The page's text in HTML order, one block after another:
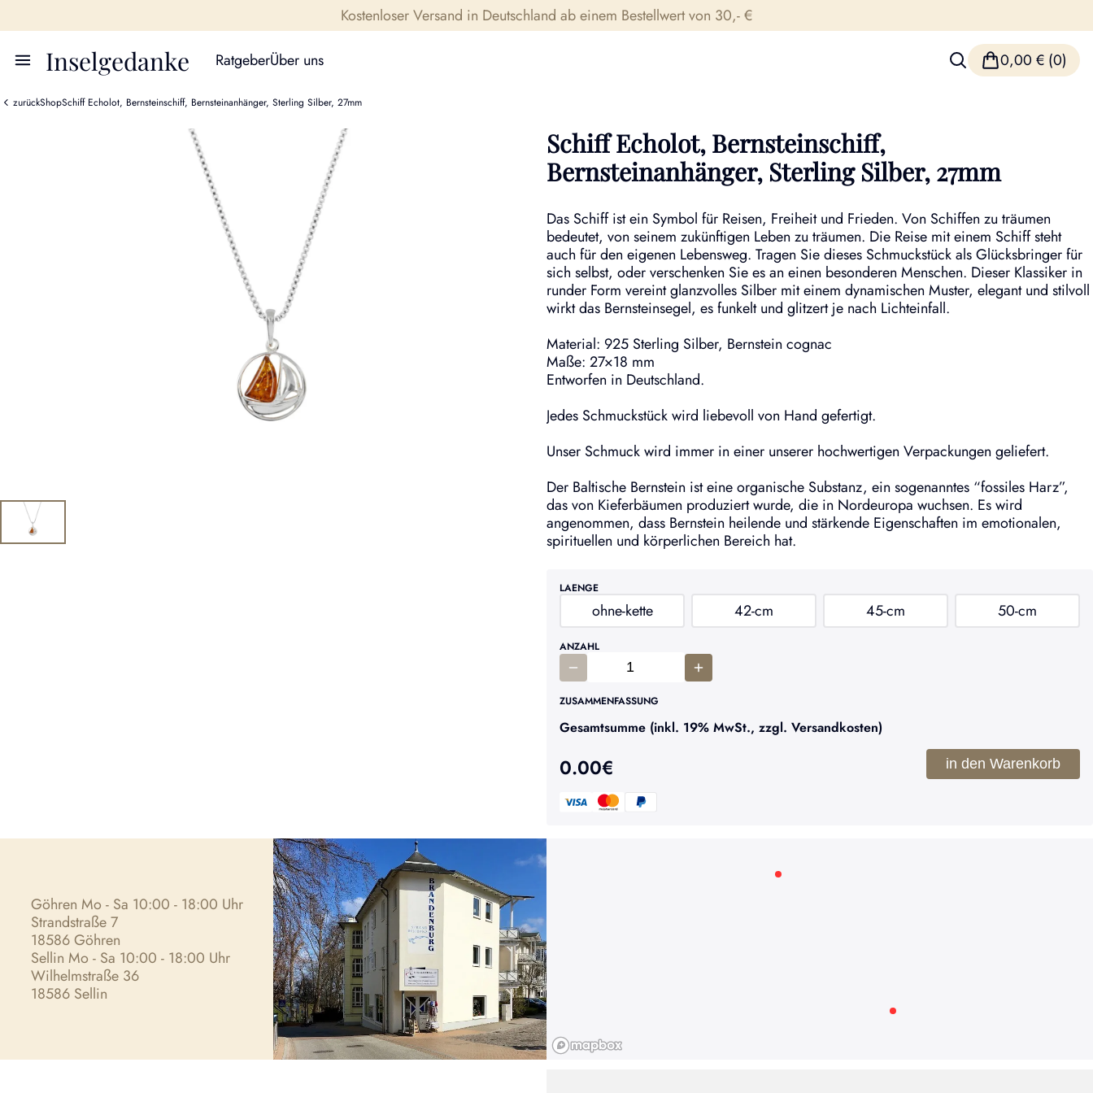
Kostenloser Versand in Deutschland ab einem Bestellwert von 30,- €
Inselgedanke RatgeberÜber uns 0,00 € (0)
zurückShopSchiff Echolot, Bernsteinschiff, Bernsteinanhänger, Sterling Silber, 27mm
Schiff Echolot, Bernsteinschiff,
Bernsteinanhänger, Sterling Silber, 27mm
Das Schiff ist ein Symbol für Reisen, Freiheit und Frieden. Von Schiffen zu träumen
bedeutet, von seinem zukünftigen Leben zu träumen. Die Reise mit einem Schiff steht
auch für den eigenen Lebensweg. Tragen Sie dieses Schmuckstück als Glücksbringer für
sich selbst, oder verschenken Sie es an einen besonderen Menschen. Dieser Klassiker in
runder Form vereint glanzvolles Silber mit einem dynamischen Muster, elegant und stilvoll
wirkt das Bernsteinsegel, es funkelt und glitzert je nach Lichteinfall.
Material: 925 Sterling Silber, Bernstein cognac
Maße: 27×18 mm
Entworfen in Deutschland.
Jedes Schmuckstück wird liebevoll von Hand gefertigt.
Unser Schmuck wird immer in einer unserer hochwertigen Verpackungen geliefert.
Der Baltische Bernstein ist eine organische Substanz, ein sogenanntes “fossiles Harz”,
das von Kieferbäumen produziert wurde, die in Nordeuropa wuchsen. Es wird
angenommen, dass Bernstein heilende und stärkende Eigenschaften im emotionalen,
spirituellen und körperlichen Bereich hat.
LAENGE
ohne-kette 42-cm 45-cm 50-cm
ANZAHL
ZUSAMMENFASSUNG
Gesamtsumme (inkl. 19% MwSt., zzgl. Versandkosten)
0.00€ in den Warenkorb
Göhren Mo - Sa 10:00 - 18:00 Uhr
Strandstraße 7
18586 Göhren
Sellin Mo - Sa 10:00 - 18:00 Uhr
Wilhelmstraße 36
18586 Sellin